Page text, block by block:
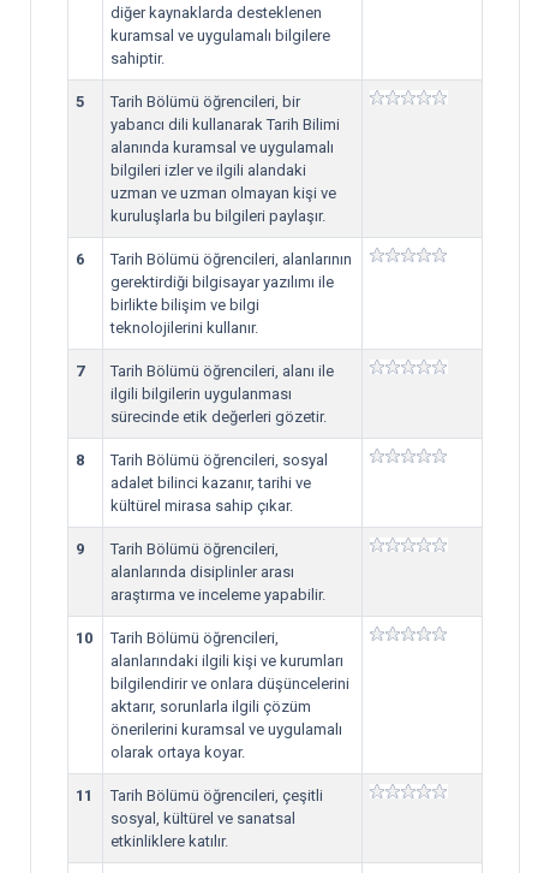
diğer kaynaklarda desteklenen
kuramsal ve uygulamalı bilgilere
sahiptir.
5
Tarih Bölümü öğrencileri, bir
yabancı dili kullanarak Tarih Bilimi
alanında kuramsal ve uygulamalı
bilgileri izler ve ilgili alandaki
uzman ve uzman olmayan kişi ve
kuruluşlarla bu bilgileri paylaşır.
6
Tarih Bölümü öğrencileri, alanlarının
gerektirdiği bilgisayar yazılımı ile
birlikte bilişim ve bilgi
teknolojilerini kullanır.
7
Tarih Bölümü öğrencileri, alanı ile
ilgili bilgilerin uygulanması
sürecinde etik değerleri gözetir.
8
Tarih Bölümü öğrencileri, sosyal
adalet bilinci kazanır, tarihi ve
kültürel mirasa sahip çıkar.
9
Tarih Bölümü öğrencileri,
alanlarında disiplinler arası
araştırma ve inceleme yapabilir.
10
Tarih Bölümü öğrencileri,
alanlarındaki ilgili kişi ve kurumları
bilgilendirir ve onlara düşüncelerini
aktarır, sorunlarla ilgili çözüm
önerilerini kuramsal ve uygulamalı
olarak ortaya koyar.
11
Tarih Bölümü öğrencileri, çeşitli
sosyal, kültürel ve sanatsal
etkinliklere katılır.